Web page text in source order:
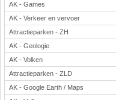
AK - Games
AK - Verkeer en vervoer
Attractieparken - ZH
AK - Geologie
AK - Volken
Attractieparken - ZLD
AK - Google Earth / Maps